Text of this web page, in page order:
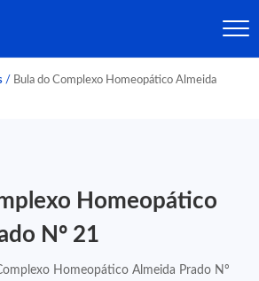
/ Bula do Complexo Homeopático Almeida
Homeopático
Nº 21
Homeopático Almeida Prado Nº